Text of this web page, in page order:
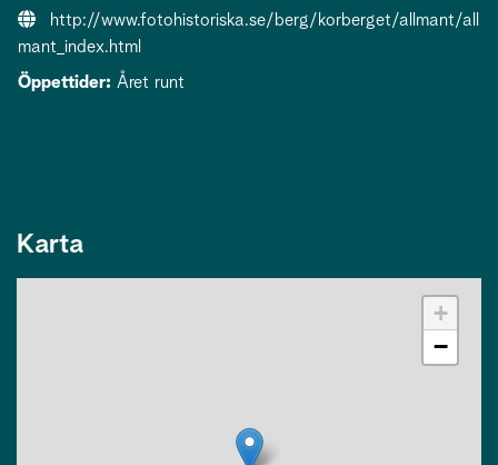
Webbsida:
http://www.fotohistoriska.se/berg/korberget/allmant/all
mant_index.html
Öppettider: Året runt
Karta
+
−